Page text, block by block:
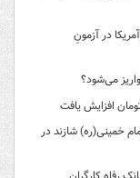
در آزمونِ
می‌شود؟
خمینی(ره) شازند در